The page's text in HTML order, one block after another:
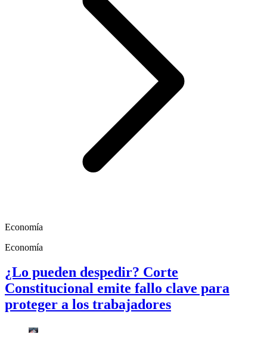
Economía
Economía
¿Lo pueden despedir? Corte
Constitucional emite fallo clave para
proteger a los trabajadores